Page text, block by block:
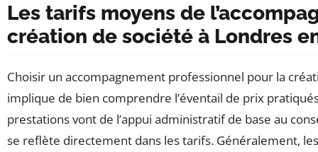
Les tarifs moyens de
création de société à Londres
Choisir un accompagnement professionnel pour la
implique de bien comprendre l’éventail de prix
prestations vont de l’appui administratif de base au
se reflète directement dans les tarifs. Généralement,